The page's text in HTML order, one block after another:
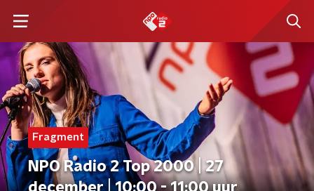
Fragment
NPO Radio 2 Top 2000 | 27
december | 10:00 - 11:00 uur